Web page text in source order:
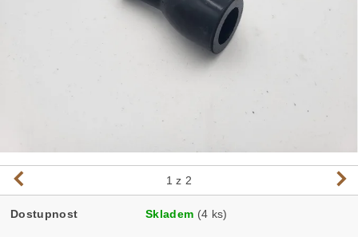
1 z 2
Dostupnost Skladem (4 ks)